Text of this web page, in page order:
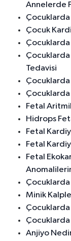
Annelerde
Çocuklarda
Çocuk
Çocuklarda
Çocuklarda
Tedavisi
Fetal
Hidrops
Fetal
Fetal
Fetal
Anomalilerin
Çocuklarda
Minik
Çocuklarda
Çocuklarda
Anjiyo